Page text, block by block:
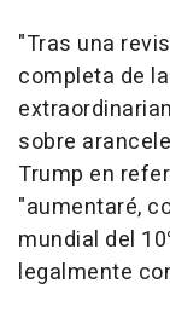
"Tras una
completa de
sobre
Trump en
"aumentaré,
mundial del
legalmente